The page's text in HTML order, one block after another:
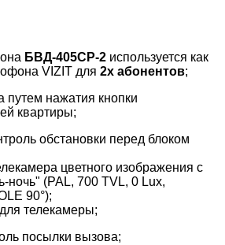
БВД-405CP-2 используется как
VIZIT для 2х абонентов;
путем нажатия кнопки
квартиры;
обстановки перед блоком
цветного изображения с
ночь" (PAL, 700 TVL, 0 Lux,
90°);
телекамеры;
посылки вызова;